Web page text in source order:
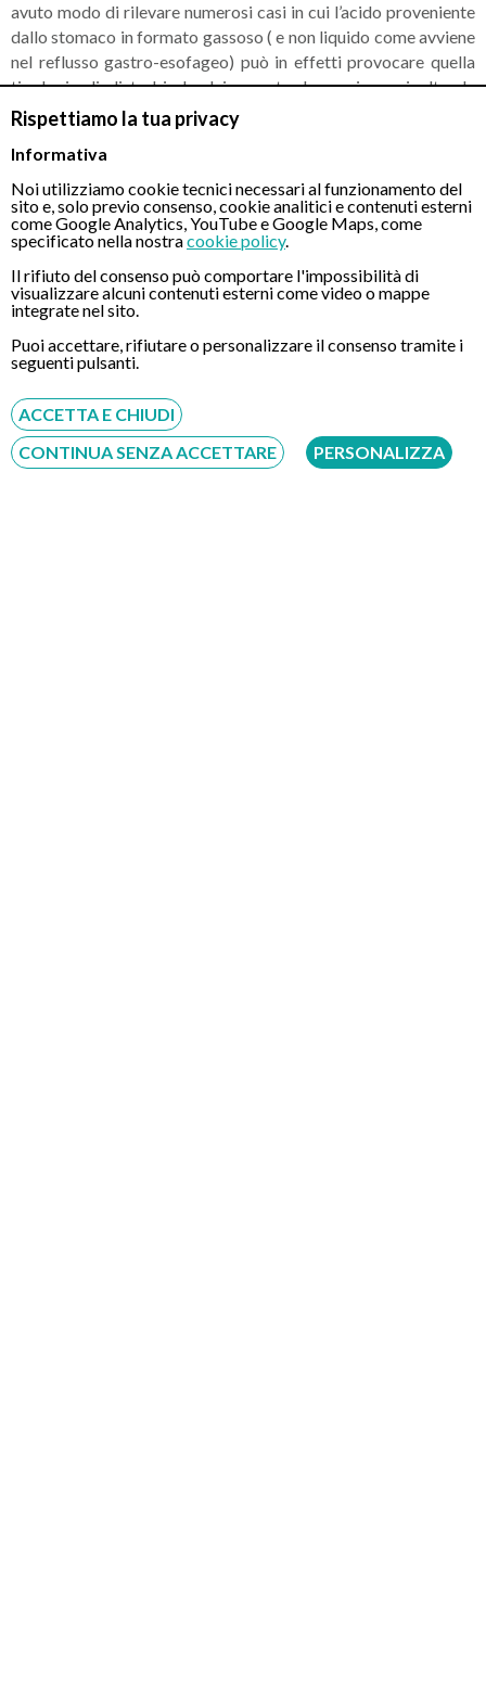
Rispettiamo la tua privacy
Informativa
Noi utilizziamo cookie tecnici necessari al funzionamento del
sito e, solo previo consenso, cookie analitici e contenuti esterni
come Google Analytics, YouTube e Google Maps, come
specificato nella nostracookie policy.
Il rifiuto del consenso può comportare l'impossibilità di
visualizzare alcuni contenuti esterni come video o mappe
integrate nel sito.
Puoi accettare, rifiutare o personalizzare il consenso tramite i
seguenti pulsanti.
ACCETTA E CHIUDI
CONTINUA SENZA ACCETTARE
PERSONALIZZA
avuto modo di rilevare numerosi casi in cui l’acido proveniente
dallo stomaco in formato gassoso ( e non liquido come avviene
nel reflusso gastro-esofageo) può in effetti provocare quella
tipologia di disturbi che lei avverte. Le aggiungo inoltre le
regioni alte dell’apparato respiratorio (laringe/faringe)
possono subire infiammazioni anche con piccolissime quantità
di acido(anche a PH5!!)..cosa che non accadrebbe magari a
livello di stomaco o esofago (poiché protetti da apposita
mucosa per sopportare anche piccole quantità di reflusso).
Ecco perché esistono casi in cui il paziente non ha alcun
muco in gola, difficoltà a deglutire ecc…) a livello laringo-
faringeo. Tali disturbi infine sono tipici di pazienti che
utilizzano la voce per scopi professionali, come lei appunto.
Tengo infine a precisarle che per questa tipologia di disturbi è
successiva valutazione specialistica.